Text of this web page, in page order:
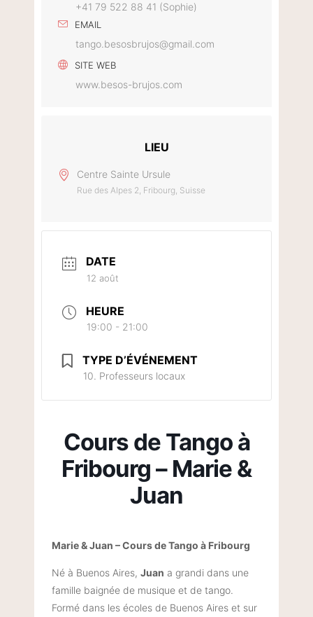
+41 79 522 88 41 (Sophie)
EMAIL
tango.besosbrujos@gmail.com
SITE WEB
www.besos-brujos.com
LIEU
Centre Sainte Ursule
Rue des Alpes 2, Fribourg, Suisse
DATE
12 août
HEURE
19:00 - 21:00
TYPE D’ÉVÉNEMENT
10. Professeurs locaux
Cours de Tango à
Fribourg – Marie &
Juan
Marie & Juan – Cours de Tango à Fribourg
Né à Buenos Aires, Juan a grandi dans une
famille baignée de musique et de tango.
Formé dans les écoles de Buenos Aires et sur